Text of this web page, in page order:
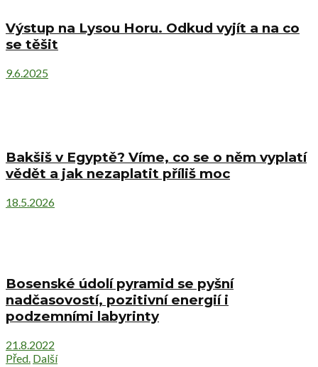
Výstup na Lysou Horu. Odkud vyjít a na co
se těšit
9.6.2025
Bakšiš v Egyptě? Víme, co se o něm vyplatí
vědět a jak nezaplatit příliš moc
18.5.2026
Bosenské údolí pyramid se pyšní
nadčasovostí, pozitivní energií i
podzemními labyrinty
21.8.2022
Před. Další